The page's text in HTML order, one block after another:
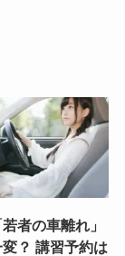
若者の車離れ」
？ 講習予約は